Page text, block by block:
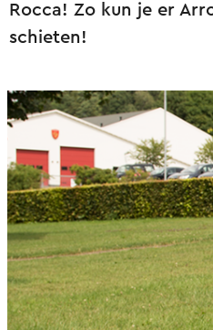
Rocca! Zo kun je er
schieten!